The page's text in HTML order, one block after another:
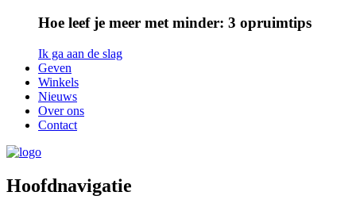
Hoe leef je meer met minder: 3 opruimtips
Ik ga aan de slag
Geven
Winkels
Nieuws
Over ons
Contact
Hoofdnavigatie